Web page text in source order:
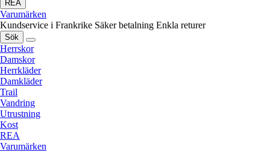
REA
Varumärken
Kundservice i Frankrike Säker betalning Enkla returer
Sök
Herrskor
Damskor
Herrkläder
Damkläder
Trail
Vandring
Utrustning
Kost
REA
Varumärken